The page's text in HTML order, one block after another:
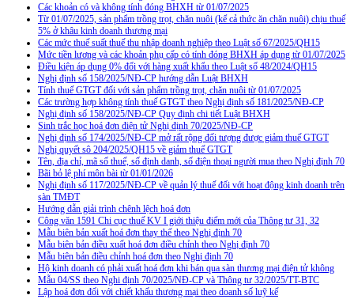
Các khoản có và không tính đóng BHXH từ 01/07/2025
Từ 01/07/2025, sản phẩm trồng trọt, chăn nuôi (kể cả thức ăn chăn nuôi) chịu thuế
5% ở khâu kinh doanh thương mại
Các mức thuế suất thuế thu nhập doanh nghiệp theo Luật số 67/2025/QH15
Mức tiền lương và các khoản phụ cấp có tính đóng BHXH áp dụng từ 01/07/2025
Điều kiện áp dụng 0% đối với hàng xuất khẩu theo Luật số 48/2024/QH15
Nghị định số 158/2025/NĐ-CP hướng dẫn Luật BHXH
Tính thuế GTGT đối với sản phẩm trồng trọt, chăn nuôi từ 01/07/2025
Các trường hợp không tính thuế GTGT theo Nghị định số 181/2025/NĐ-CP
Nghị định số 158/2025/NĐ-CP Quy định chi tiết Luật BHXH
Sinh trắc học hoá đơn điện tử Nghị định 70/2025/NĐ-CP
Nghị định số 174/2025/NĐ-CP mở rất rộng đối tượng được giảm thuế GTGT
Nghị quyết sô 204/2025/QH15 về giảm thuế GTGT
Tên, địa chỉ, mã số thuế, số định danh, số điện thoại người mua theo Nghị định 70
Bãi bỏ lệ phí môn bài từ 01/01/2026
Nghị định số 117/2025/NĐ-CP về quản lý thuế đối với hoạt động kinh doanh trên
sàn TMĐT
Hướng dẫn giải trình chênh lệch hoá đơn
Công văn 1591 Chi cục thuế KV I giới thiệu điểm mới của Thông tư 31, 32
Mẫu biên bản xuất hoá đơn thay thế theo Nghị định 70
Mẫu biên bản điều xuất hoá đơn điều chỉnh theo Nghị định 70
Mẫu biên bản điều chỉnh hoá đơn theo Nghị định 70
Hộ kinh doanh có phải xuất hoá đơn khi bán qua sàn thương mại điện tử không
Mẫu 04/SS theo Nghi định 70/2025/NĐ-CP và Thông tư 32/2025/TT-BTC
Lập hoá đơn đối với chiết khấu thương mại theo doanh số luỹ kế